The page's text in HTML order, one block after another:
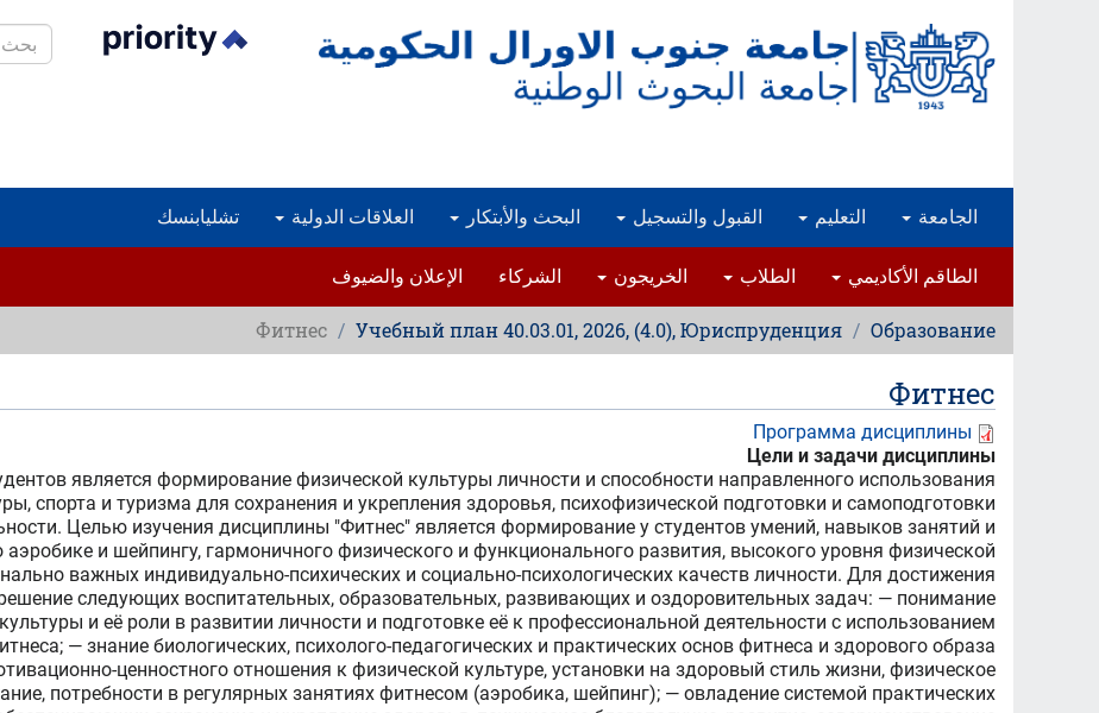
الجامعة التعليم القبول والتسجيل البحث والأبتكار العلاقات الدولية تشليابنسك
الطاقم الأكاديمي الطلاب الخريجون الشركاء الإعلان والضيوف
Образование
Учебный план 40.03.01, 2026, (4.0), Юриспруденция
Фитнес
Фитнес
Программа дисциплины
Цели и задачи дисциплины
является формирование физической культуры личности и способности направленного использования
спорта и туризма для сохранения и укрепления здоровья, психофизической подготовки и самоподготовки
Целью изучения дисциплины "Фитнес" является формирование у студентов умений, навыков занятий и
аэробике и шейпингу, гармоничного физического и функционального развития, высокого уровня физической
важных индивидуально-психических и социально-психологических качеств личности. Для достижения
следующих воспитательных, образовательных, развивающих и оздоровительных задач: — понимание
и её роли в развитии личности и подготовке её к профессиональной деятельности с использованием
— знание биологических, психолого-педагогических и практических основ фитнеса и здорового образа
ценностного отношения к физической культуре, установки на здоровый стиль жизни, физическое
потребности в регулярных занятиях фитнесом (аэробика, шейпинг); — овладение системой практических